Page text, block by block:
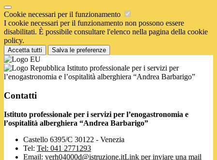
Cookie necessari per il funzionamento
I cookie necessari per il funzionamento non possono essere
disabilitati. È possibile consultare l'elenco nella pagina della cookie
policy.
Accetta tutti Salva le preferenze
Istituto professionale per i servizi per
l’enogastronomia e l’ospitalità alberghiera “Andrea Barbarigo”
Contatti
Istituto professionale per i servizi per l’enogastronomia e
l’ospitalità alberghiera “Andrea Barbarigo”
Castello 6395/C 30122 - Venezia
Tel: Tel: 041 2771293
Email: verh04000d@istruzione.itLink per inviare una mail